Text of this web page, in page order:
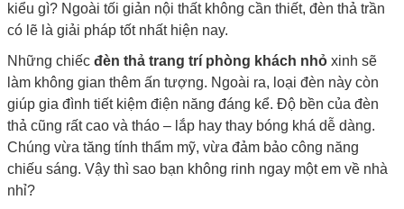
kiểu gì? Ngoài tối giản nội thất không cần thiết, đèn thả trần
có lẽ là giải pháp tốt nhất hiện nay.
Những chiếc đèn thả trang trí phòng khách nhỏ xinh sẽ
làm không gian thêm ấn tượng. Ngoài ra, loại đèn này còn
giúp gia đình tiết kiệm điện năng đáng kể. Độ bền của đèn
thả cũng rất cao và tháo – lắp hay thay bóng khá dễ dàng.
Chúng vừa tăng tính thẩm mỹ, vừa đảm bảo công năng
chiếu sáng. Vậy thì sao bạn không rinh ngay một em về nhà
nhỉ?